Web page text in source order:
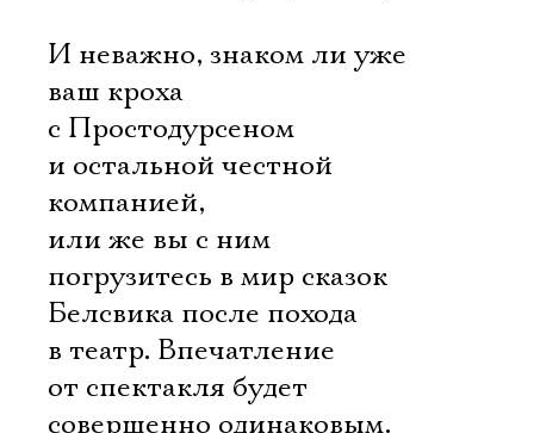
И неважно, знаком ли уже
ваш кроха
с Простодурсеном
и остальной честной
компанией,
или же вы с ним
погрузитесь в мир сказок
Белсвика после похода
в театр. Впечатление
от спектакля будет
совершенно одинаковым.